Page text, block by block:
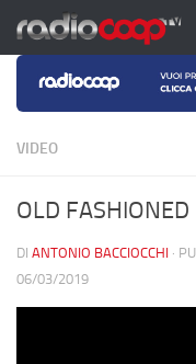
Salta al contenuto
VIDEO
OLD
DI ANTONIO BACCIOCCHI ·
06/03/2019